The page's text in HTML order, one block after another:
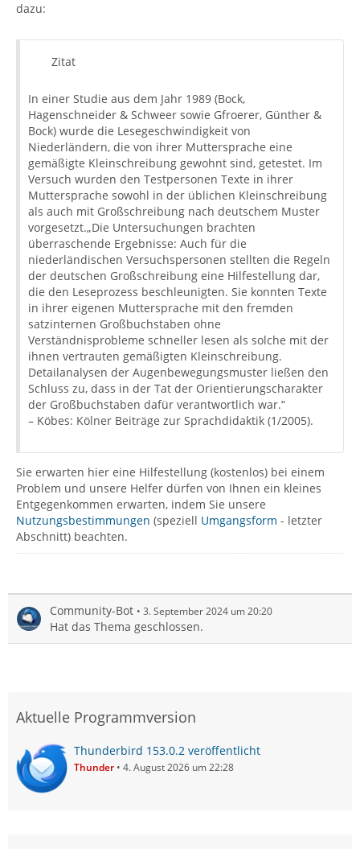
dazu:
Zitat
In einer Studie aus dem Jahr 1989 (Bock,
Hagenschneider & Schweer sowie Gfroerer, Günther &
Bock) wurde die Lesegeschwindigkeit von
Niederländern, die von ihrer Muttersprache eine
gemäßigte Kleinschreibung gewohnt sind, getestet. Im
Versuch wurden den Testpersonen Texte in ihrer
Muttersprache sowohl in der üblichen Kleinschreibung
als auch mit Großschreibung nach deutschem Muster
vorgesetzt.„Die Untersuchungen brachten
überraschende Ergebnisse: Auch für die
niederländischen Versuchspersonen stellten die Regeln
der deutschen Großschreibung eine Hilfestellung dar,
die den Leseprozess beschleunigten. Sie konnten Texte
in ihrer eigenen Muttersprache mit den fremden
satzinternen Großbuchstaben ohne
Verständnisprobleme schneller lesen als solche mit der
ihnen vertrauten gemäßigten Kleinschreibung.
Detailanalysen der Augenbewegungsmuster ließen den
Schluss zu, dass in der Tat der Orientierungscharakter
der Großbuchstaben dafür verantwortlich war.“
– Köbes: Kölner Beiträge zur Sprachdidaktik (1/2005).
Sie erwarten hier eine Hilfestellung (kostenlos) bei einem
Problem und unsere Helfer dürfen von Ihnen ein kleines
Entgegenkommen erwarten, indem Sie unsere
Nutzungsbestimmungen (speziell Umgangsform - letzter
Abschnitt) beachten.
Community-Bot 3. September 2024 um 20:20
Hat das Thema geschlossen.
Aktuelle Programmversion
Thunderbird 153.0.2 veröffentlicht
Thunder 4. August 2026 um 22:28